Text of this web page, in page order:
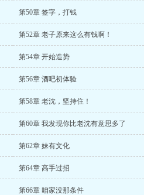
第50章 签字，打钱
第52章 老子原来这么有钱啊！
第54章 开始造势
第56章 酒吧初体验
第58章 老沈，坚持住！
第60章 我发现你比老沈有意思多了
第62章 妹有文化
第64章 高手过招
第66章 咱家没那条件